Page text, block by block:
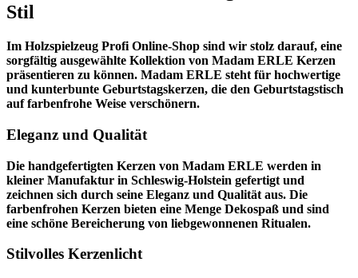
Stil
Im Holzspielzeug Profi Online-Shop sind wir stolz darauf, eine
sorgfältig ausgewählte Kollektion von Madam ERLE Kerzen
präsentieren zu können. Madam ERLE steht für hochwertige
und kunterbunte Geburtstagskerzen, die den Geburtstagstisch
auf farbenfrohe Weise verschönern.
Eleganz und Qualität
Die handgefertigten Kerzen von Madam ERLE werden in
kleiner Manufaktur in Schleswig-Holstein gefertigt und
zeichnen sich durch seine Eleganz und Qualität aus. Die
farbenfrohen Kerzen bieten eine Menge Dekospaß und sind
eine schöne Bereicherung von liebgewonnenen Ritualen.
Stilvolles Kerzenlicht